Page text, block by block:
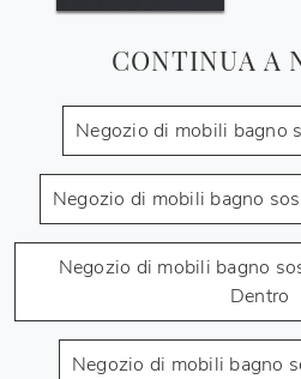
CONTINUA A
Negozio di mobili bagno
Negozio di mobili bagno
Negozio di mobili bagno
Dentro
Negozio di mobili bagno